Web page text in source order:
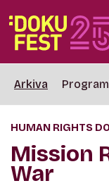
Arkiva
HUMAN RIGHTS
Mission
War